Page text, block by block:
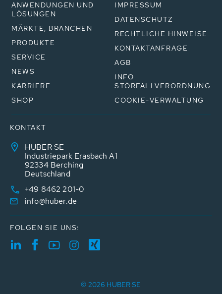
ANWENDUNGEN UND
LÖSUNGEN
MÄRKTE, BRANCHEN
PRODUKTE
SERVICE
NEWS
KARRIERE
SHOP
IMPRESSUM
DATENSCHUTZ
RECHTLICHE HINWEISE
KONTAKTANFRAGE
AGB
INFO
STÖRFALLVERORDNUNG
COOKIE-VERWALTUNG
KONTAKT
HUBER SE
Industriepark Erasbach A1
92334 Berching
Deutschland
+49 8462 201-0
info@huber.de
FOLGEN SIE UNS:
© 2026 HUBER SE